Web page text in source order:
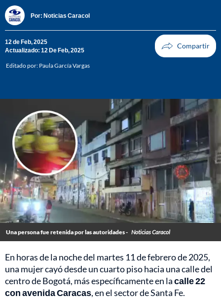
Por: Noticias Caracol
12 de Feb, 2025
Actualizado: 12 De Feb, 2025
Editado por: Paula García Vargas
Una persona fue retenida por las autoridades - Noticias Caracol
En horas de la noche del martes 11 de febrero de 2025,
una mujer cayó desde un cuarto piso hacia una calle del
centro de Bogotá, más específicamente en lacalle 22
con avenida Caracas, en el sector de Santa Fe.